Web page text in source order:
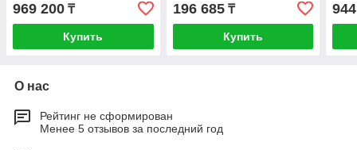
969 200 ₸
Купить
196 685₸
Купить
для
О нас
Рейтинг не сформирован
Менее 5 отзывов за последний год